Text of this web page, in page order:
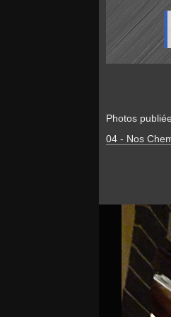
Photos
04 - Nos